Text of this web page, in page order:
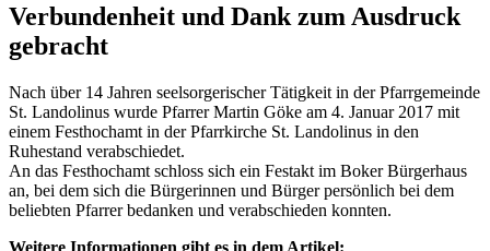
Verbundenheit und Dank zum Ausdruck
gebracht
Nach über 14 Jahren seelsorgerischer Tätigkeit in der Pfarrgemeinde
St. Landolinus wurde Pfarrer Martin Göke am 4. Januar 2017 mit
einem Festhochamt in der Pfarrkirche St. Landolinus in den
Ruhestand verabschiedet.
An das Festhochamt schloss sich ein Festakt im Boker Bürgerhaus
an, bei dem sich die Bürgerinnen und Bürger persönlich bei dem
beliebten Pfarrer bedanken und verabschieden konnten.
Weitere Informationen gibt es in dem Artikel: